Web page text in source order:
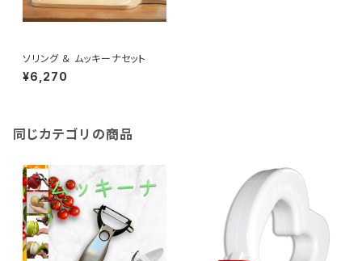
ソリング ＆ ムッキーナセット
¥6,270
同じカテゴリの商品